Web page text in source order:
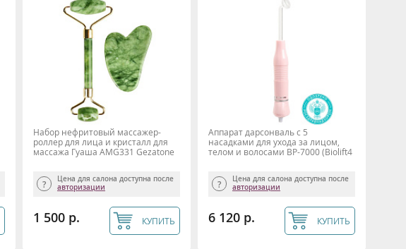
Набор нефритовый массажер-
роллер для лица и кристалл для
массажа Гуаша AMG331 Gezatone
Цена для салона доступна после
авторизации
1 500 р. КУПИТЬ
Аппарат дарсонваль с 5
насадками для ухода за лицом,
телом и волосами BP-7000 (Biolift4
Цена для салона доступна после
авторизации
6 120 р. КУПИТЬ